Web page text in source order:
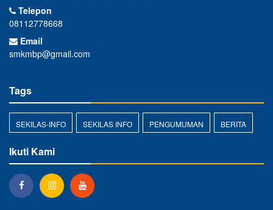
Telepon
08112778668
Email
smkmbp@gmail.com
Tags
SEKILAS-INFO SEKILAS INFO PENGUMUMAN BERITA
Ikuti Kami